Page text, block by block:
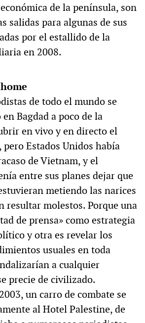
de la península, son
salidas para algunas de sus
por el estallido de la
en 2008.
de todo el mundo se
Bagdad a poco de la
en vivo y en directo el
Estados Unidos había
de Vietnam, y el
entre sus planes dejar que
metiendo las narices
resultar molestos. Porque una
de prensa» como estrategia
y otra es revelar los
usuales en toda
a cualquier
precie de civilizado.
un carro de combate se
al Hotel Palestine, de